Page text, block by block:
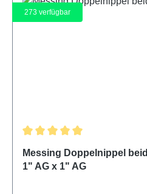
273 verfügbar
Messing Doppelnippel
1" AG x 1" AG